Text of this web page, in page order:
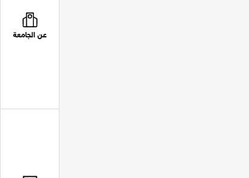
عن الجامعة